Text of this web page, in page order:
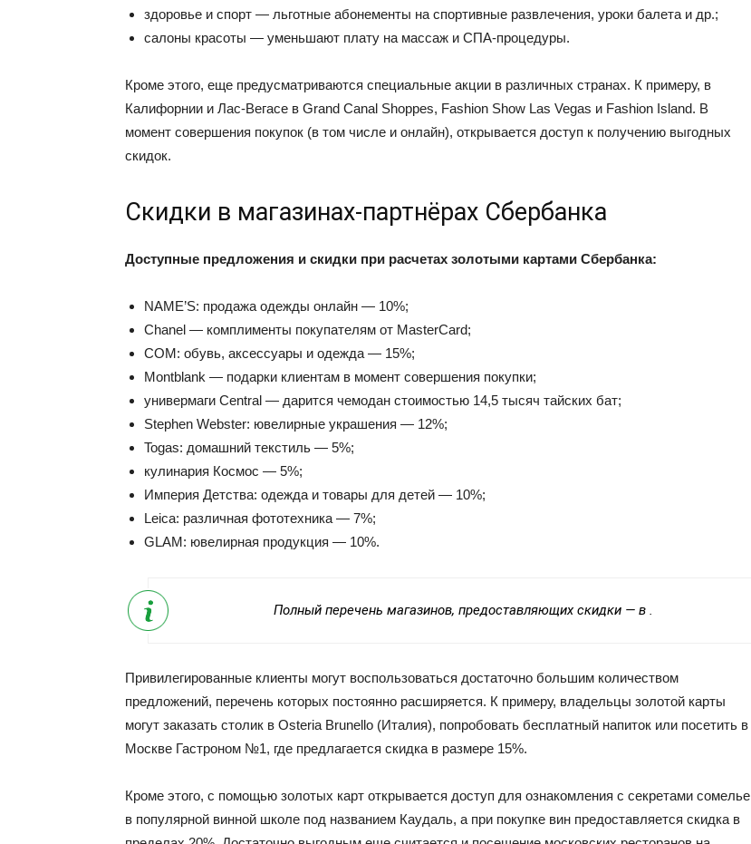
здоровье и спорт — льготные абонементы на спортивные развлечения, уроки балета и др.;
салоны красоты — уменьшают плату на массаж и СПА-процедуры.
Кроме этого, еще предусматриваются специальные акции в различных странах. К примеру, в
Калифорнии и Лас-Вегасе в Grand Canal Shoppes, Fashion Show Las Vegas и Fashion Island. В
момент совершения покупок (в том числе и онлайн), открывается доступ к получению выгодных
скидок.
Скидки в магазинах-партнёрах Сбербанка
Доступные предложения и скидки при расчетах золотыми картами Сбербанка:
NAME’S: продажа одежды онлайн — 10%;
Chanel — комплименты покупателям от MasterCard;
COM: обувь, аксессуары и одежда — 15%;
Montblank — подарки клиентам в момент совершения покупки;
универмаги Central — дарится чемодан стоимостью 14,5 тысяч тайских бат;
Stephen Webster: ювелирные украшения — 12%;
Togas: домашний текстиль — 5%;
кулинария Космос — 5%;
Империя Детства: одежда и товары для детей — 10%;
Leica: различная фототехника — 7%;
GLAM: ювелирная продукция — 10%.
Полный перечень магазинов, предоставляющих скидки — в .
Привилегированные клиенты могут воспользоваться достаточно большим количеством
предложений, перечень которых постоянно расширяется. К примеру, владельцы золотой карты
могут заказать столик в Osteria Brunello (Италия), попробовать бесплатный напиток или посетить в
Москве Гастроном №1, где предлагается скидка в размере 15%.
Кроме этого, с помощью золотых карт открывается доступ для ознакомления с секретами сомелье
в популярной винной школе под названием Каудаль, а при покупке вин предоставляется скидка в